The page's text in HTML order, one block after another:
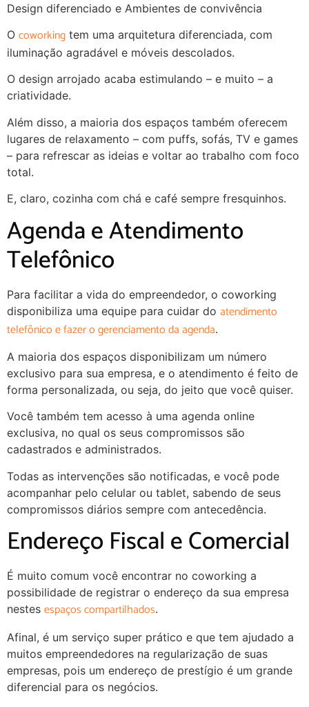
Design diferenciado e Ambientes de convivência
O coworking tem uma arquitetura diferenciada, com
iluminação agradável e móveis descolados.
O design arrojado acaba estimulando – e muito – a
criatividade.
Além disso, a maioria dos espaços também oferecem
lugares de relaxamento – com puffs, sofás, TV e games
– para refrescar as ideias e voltar ao trabalho com foco
total.
E, claro, cozinha com chá e café sempre fresquinhos.
Agenda e Atendimento
Telefônico
Para facilitar a vida do empreendedor, o coworking
disponibiliza uma equipe para cuidar do atendimento
telefônico e fazer o gerenciamento da agenda.
A maioria dos espaços disponibilizam um número
exclusivo para sua empresa, e o atendimento é feito de
forma personalizada, ou seja, do jeito que você quiser.
Você também tem acesso à uma agenda online
exclusiva, no qual os seus compromissos são
cadastrados e administrados.
Todas as intervenções são notificadas, e você pode
acompanhar pelo celular ou tablet, sabendo de seus
compromissos diários sempre com antecedência.
Endereço Fiscal e Comercial
É muito comum você encontrar no coworking a
possibilidade de registrar o endereço da sua empresa
nestes espaços compartilhados.
Afinal, é um serviço super prático e que tem ajudado a
muitos empreendedores na regularização de suas
empresas, pois um endereço de prestígio é um grande
diferencial para os negócios.